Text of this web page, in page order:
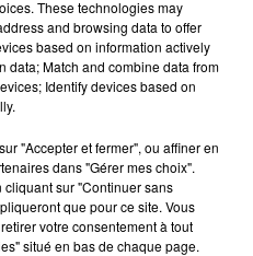
DE CHOOZ
que la centrale
l'arrêt. Une situation
intense qui est toujours
13h36
13h36
These technologies may
and browsing data to offer
based on information actively
data; Match and combine data from
Identify devices based on
"Accepter et fermer", ou affiner en
dans "Gérer mes choix".
sur "Continuer sans
que pour ce site. Vous
votre consentement à tout
situé en bas de chaque page.